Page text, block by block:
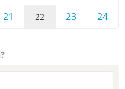
21 22 23 24